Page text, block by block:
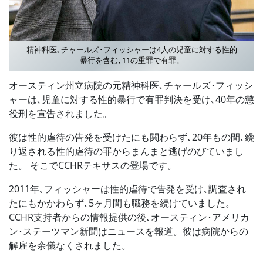
精神科医､チャールズ･フィッシャーは4人の児童に対する性的
暴行を含む､11の重罪で有罪。
オースティン州立病院の元精神科医､チャールズ･フィッシ
ャーは､児童に対する性的暴行で有罪判決を受け､40年の懲
役刑を宣告されました。
彼は性的虐待の告発を受けたにも関わらず､20年もの間､繰
り返される性的虐待の罪からまんまと逃げのびていまし
た。 そこでCCHRテキサスの登場です。
2011年､フィッシャーは性的虐待で告発を受け､調査され
たにもかかわらず､5ヶ月間も職務を続けていました。
CCHR支持者からの情報提供の後､オースティン･アメリカ
ン･ステーツマン新聞はニュースを報道。彼は病院からの
解雇を余儀なくされました。